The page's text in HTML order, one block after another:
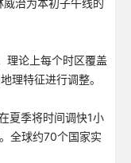
治为本初子午线的
理论上每个时区覆盖
理特征进行调整。
夏季将时间调快1小
全球约70个国家实